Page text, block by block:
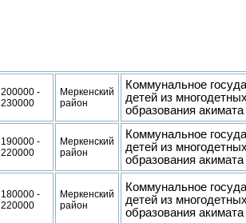
200000 -
230000
Меркенский
район
Коммунальное
детей из
образования
190000 -
220000
Меркенский
район
Коммунальное
детей из
образования
180000 -
220000
Меркенский
район
Коммунальное
детей из
образования